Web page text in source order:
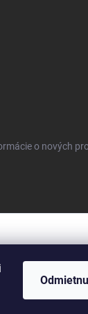
o nových
osobných údajov